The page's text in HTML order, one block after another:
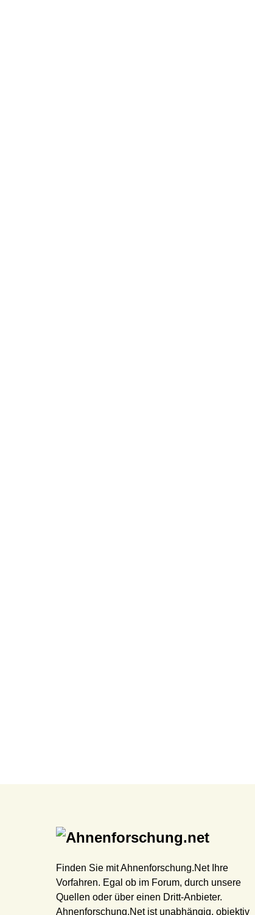
Finden Sie mit Ahnenforschung.Net Ihre
Vorfahren. Egal ob im Forum, durch unsere
Quellen oder über einen Dritt-Anbieter.
Ahnenforschung.Net ist unabhängig, objektiv